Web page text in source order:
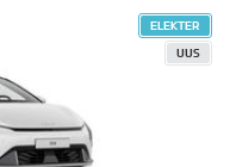
ELEKTER
UUS